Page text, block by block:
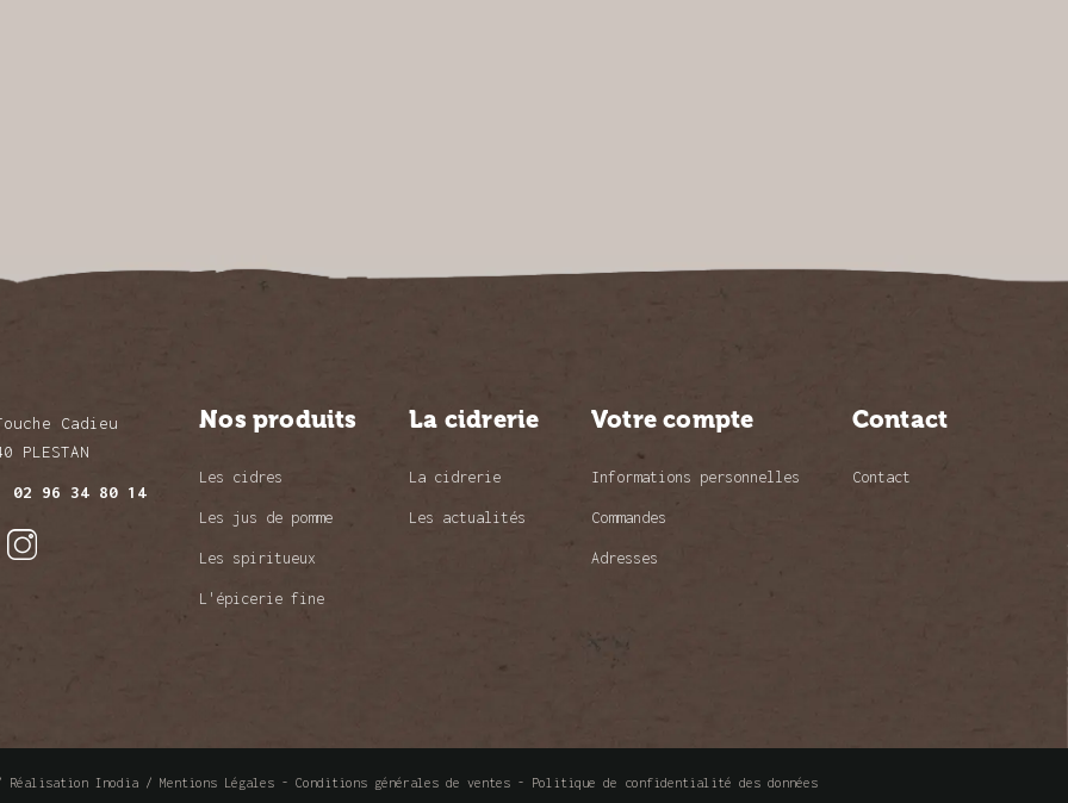
Cadieu
PLESTAN
02 96 34 80 14
Nos produits
Les cidres
Les jus de pomme
Les spiritueux
L'épicerie fine
La cidrerie
La cidrerie
Les actualités
Votre compte
Informations personnelles
Commandes
Adresses
Contact
Contact
Réalisation Inodia / Mentions Légales - Conditions générales de ventes - Politique de confidentialité des données